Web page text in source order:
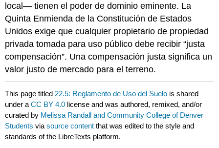
local— tienen el poder de dominio eminente. La
Quinta Enmienda de la Constitución de Estados
Unidos exige que cualquier propietario de propiedad
privada tomada para uso público debe recibir “justa
compensación”. Una compensación justa significa un
valor justo de mercado para el terreno.
This page titled 22.5: Reglamento de Uso del Suelo is shared
under aCC BY 4.0 license and was authored, remixed, and/or
curated by Melissa Randall and Community College of Denver
Students viasource content that was edited to the style and
standards of the LibreTexts platform.